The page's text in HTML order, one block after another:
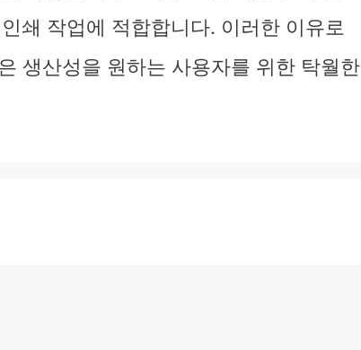
쇄 작업에 적합합니다. 이러한 이유로
생산성을 원하는 사용자를 위한 탁월한